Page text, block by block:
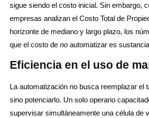
sigue siendo el costo inicial. Sin embargo,
empresas analizan el Costo Total de
horizonte de mediano y largo plazo, los
que el costo de no automatizar es
Eficiencia en el uso de
La automatización no busca reemplazar el
sino potenciarlo. Un solo operario
supervisar simultáneamente una célula de